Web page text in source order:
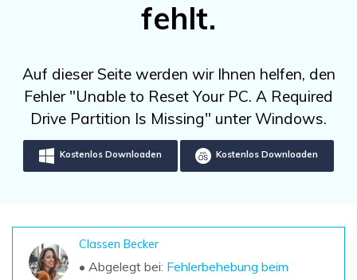
Unbegrenzte Daten vom Mac-System
wiederherstellen
Recoverit kostenlos
Verlorene/gel?schte Daten kostenlos
ALLE FUNKTIONEN ENTDECKEN
search
fehlt.
Auf dieser Seite werden wir Ihnen helfen, den
Fehler "Unable to Reset Your PC. A Required
Drive Partition Is Missing" unter Windows.
Kostenlos Downloaden Kostenlos Downloaden
Classen Becker
• Abgelegt bei: Fehlerbehebung beim